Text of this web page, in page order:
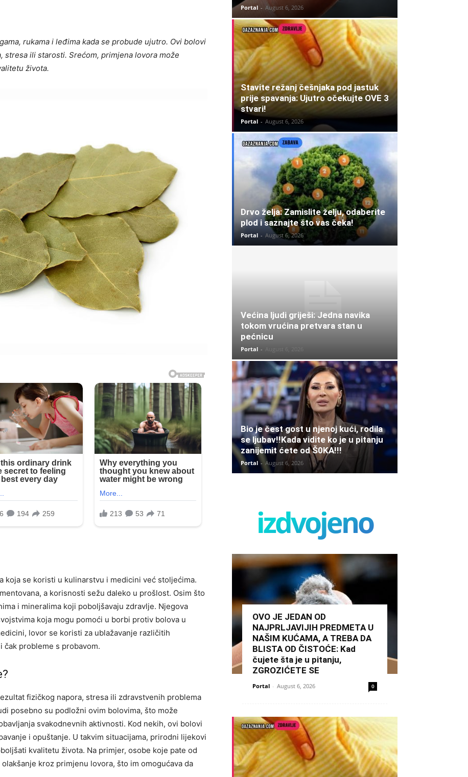
rukama i leđima kada se probude ujutro. Ovi bolovi
ili starosti. Srećom, primjena lovora može
života.
koja se koristi u kulinarstvu i medicini već stoljećima.
a korisnosti sežu daleko u prošlost. Osim što
i mineralima koji poboljšavaju zdravlje. Njegova
koja mogu pomoći u borbi protiv bolova u
lovor se koristi za ublažavanje različitih
probleme s probavom.
fizičkog napora, stresa ili zdravstvenih problema
posebno su podložni ovim bolovima, što može
svakodnevnih aktivnosti. Kod nekih, ovi bolovi
i opuštanje. U takvim situacijama, prirodni lijekovi
kvalitetu života. Na primjer, osobe koje pate od
kroz primjenu lovora, što im omogućava da
Portal - August 6, 2026
Stavite režanj češnjaka pod jastuk
prije spavanja: Ujutro očekujte OVE 3
stvari!
Portal - August 6, 2026
Drvo želja: Zamislite želju, odaberite
plod i saznajte što vas čeka!
Portal - August 6, 2026
Većina ljudi griješi: Jedna navika
tokom vrućina pretvara stan u
pećnicu
Portal - August 6, 2026
Bio je čest gost u njenoj kući, rodila
se ljubav!!Kada vidite ko je u pitanju
zanijemit ćete od Š0KA!!!
Portal - August 6, 2026
izdvojeno
OVO JE JEDAN OD
NAJPRLJAVIJIH PREDMETA U
NAŠIM KUĆAMA, A TREBA DA
BLISTA OD ČISTOĆE: Kad
čujete šta je u pitanju,
ZGROZIĆETE SE
Portal - August 6, 2026 0